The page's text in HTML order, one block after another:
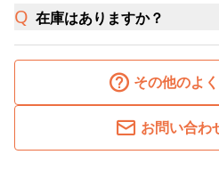
在庫はありますか？
その他のよ
お問い合わ